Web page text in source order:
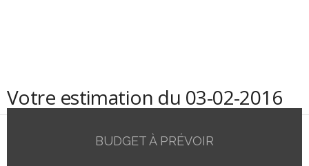
Votre estimation du 03-02-2016
BUDGET À PRÉVOIR